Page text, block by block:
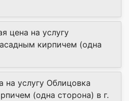
цена на услугу
кирпичем (одна
на услугу Облицовка
(одна сторона) в г.